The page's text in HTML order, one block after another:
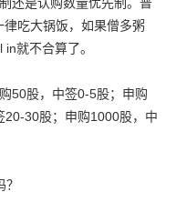
是认购数量优先制。普
吃大锅饭，如果僧多粥
就不合算了。
股，中签0-5股；申购
30股；申购1000股，中